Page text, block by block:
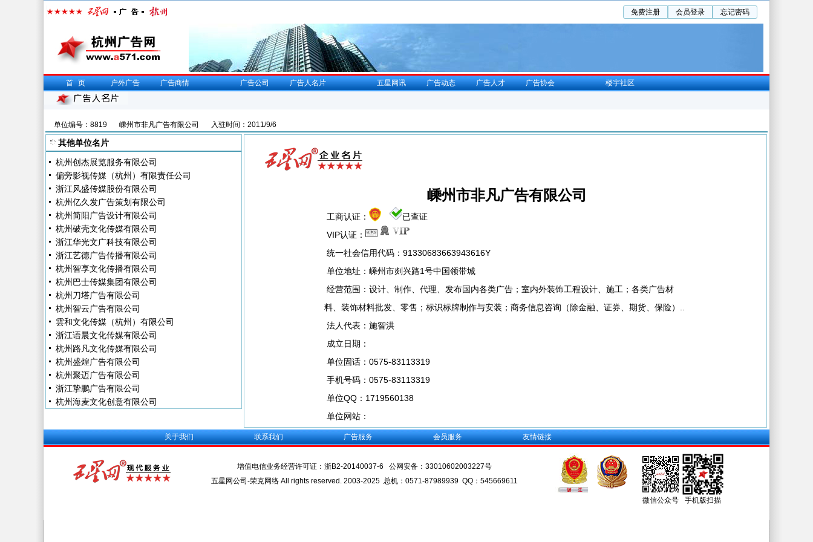
免费注册 会员登录 忘记密码
首页 户外广告 广告商情 广告公司 广告人名片 五星网讯 广告动态 广告人才 广告协会 楼宇社区
单位编号：8819 嵊州市非凡广告有限公司 入驻时间：2011/9/6
其他单位名片
杭州创杰展览服务有限公司
偏旁影视传媒（杭州）有限责任公司
浙江风盛传媒股份有限公司
杭州亿久发广告策划有限公司
杭州简阳广告设计有限公司
杭州破壳文化传媒有限公司
浙江华光文广科技有限公司
浙江艺德广告传播有限公司
杭州智享文化传播有限公司
杭州巴士传媒集团有限公司
杭州刀塔广告有限公司
杭州智云广告有限公司
雲和文化传媒（杭州）有限公司
浙江语晨文化传媒有限公司
杭州路凡文化传媒有限公司
杭州盛煌广告有限公司
杭州聚迈广告有限公司
浙江挚鹏广告有限公司
杭州海麦文化创意有限公司
嵊州市非凡广告有限公司
工商认证：
已查证
VIP认证：
统一社会信用代码：91330683663943616Y
单位地址：嵊州市剡兴路1号中国领带城
经营范围：设计、制作、代理、发布国内各类广告；室内外装饰工程设计、施工；各类广告材
料、装饰材料批发、零售；标识标牌制作与安装；商务信息咨询（除金融、证券、期货、保险）..
法人代表：施智洪
成立日期：
单位固话：0575-83113319
手机号码：0575-83113319
单位QQ：1719560138
单位网站：
关于我们 联系我们 广告服务 会员服务 友情链接
增值电信业务经营许可证： 浙B2-20140037-6 公网安备： 33010602003227号
五星网公司-荣克网络 All rights reserved. 2003-2025 总机：0571-87989939 QQ：545669611
微信公众号 手机版扫描